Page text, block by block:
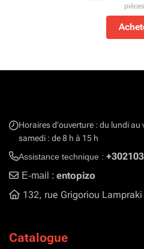
pièces
Horaires d'ouverture : du lundi au
samedi : de 8 h à 15 h
Assistance technique :
E-mail : entopizo
132, rue Grigoriou
Catalogue